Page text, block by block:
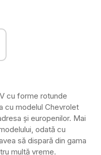
cu forme rotunde
cu modelul Chevrolet
și europenilor. Mai
odată cu
să dispară din gama
multă vreme.